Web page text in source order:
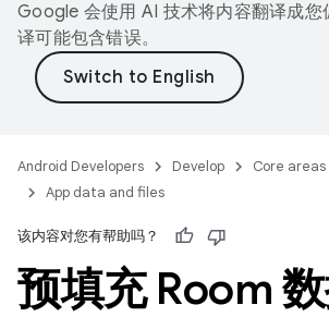
Google 会使用 AI 技术将内容翻译成您
译可能包含错误。
Android Developers Develop
Core areas
App data and files
该内容对您有帮助吗？
预填充 Room